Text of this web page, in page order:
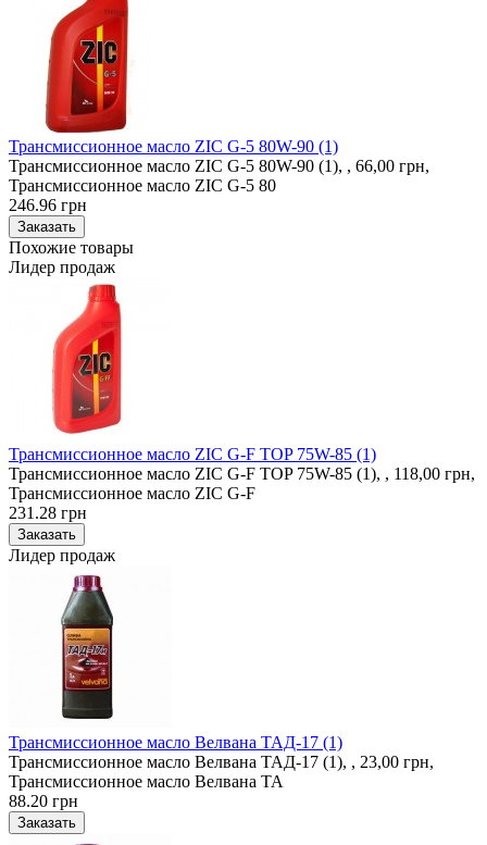
Трансмиссионное масло ZIC G-5 80W-90 (1)
Трансмиссионное масло ZIC G-5 80W-90 (1), , 66,00 грн,
Трансмиссионное масло ZIC G-5 80
246.96 грн
Похожие товары
Лидер продаж
Трансмиссионное масло ZIC G-F TOP 75W-85 (1)
Трансмиссионное масло ZIC G-F TOP 75W-85 (1), , 118,00 грн,
Трансмиссионное масло ZIC G-F
231.28 грн
Лидер продаж
Трансмиссионное масло Велвана ТАД-17 (1)
Трансмиссионное масло Велвана ТАД-17 (1), , 23,00 грн,
Трансмиссионное масло Велвана ТА
88.20 грн